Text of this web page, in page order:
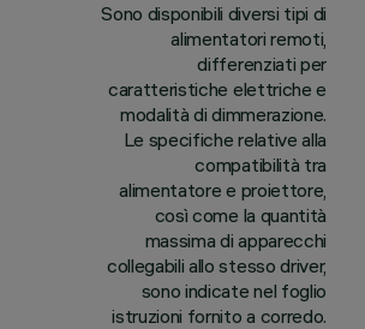
Sono disponibili diversi tipi di
alimentatori remoti,
differenziati per
caratteristiche elettriche e
modalità di dimmerazione.
Le specifiche relative alla
compatibilità tra
alimentatore e proiettore,
così come la quantità
massima di apparecchi
collegabili allo stesso driver,
sono indicate nel foglio
istruzioni fornito a corredo.